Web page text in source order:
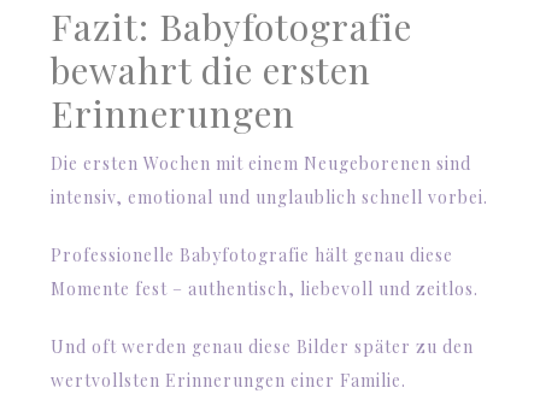
Fazit: Babyfotografie
bewahrt die ersten
Erinnerungen
Die ersten Wochen mit einem Neugeborenen sind
intensiv, emotional und unglaublich schnell vorbei.
Professionelle Babyfotografie hält genau diese
Momente fest – authentisch, liebevoll und zeitlos.
Und oft werden genau diese Bilder später zu den
wertvollsten Erinnerungen einer Familie.